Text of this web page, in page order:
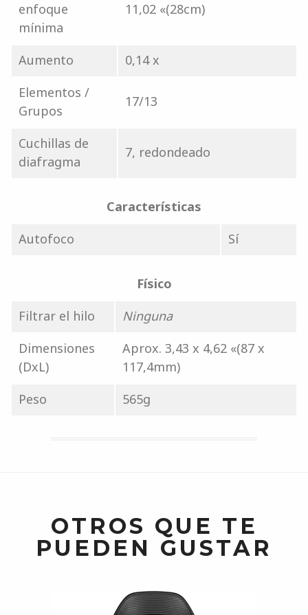
enfoque
mínima
11,02 «(28cm)
Aumento
0,14 x
Elementos /
Grupos
17/13
Cuchillas de
diafragma
7, redondeado
Características
Autofoco
Sí
Físico
Filtrar el hilo
Ninguna
Dimensiones
(DxL)
Aprox. 3,43 x 4,62 «(87 x
117,4mm)
Peso
565g
OTROS QUE TE
PUEDEN GUSTAR